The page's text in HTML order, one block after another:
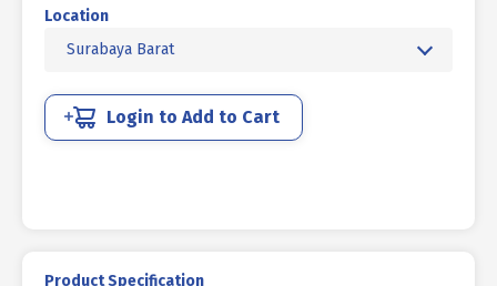
L
12.9
M16
X
Location
Surabaya Barat
Login to Add to Cart
Product Specification